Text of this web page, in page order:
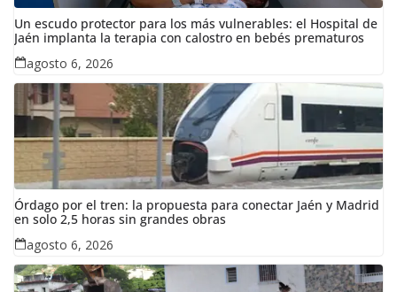
Un escudo protector para los más vulnerables: el Hospital de
Jaén implanta la terapia con calostro en bebés prematuros
agosto 6, 2026
Órdago por el tren: la propuesta para conectar Jaén y Madrid
en solo 2,5 horas sin grandes obras
agosto 6, 2026